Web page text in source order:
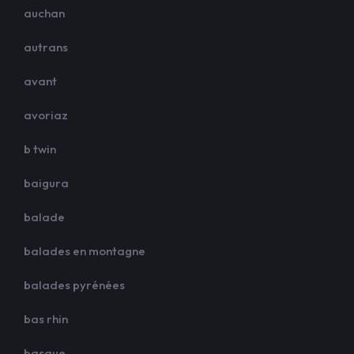
auchan
autrans
avant
avoriaz
b twin
baigura
balade
balades en montagne
balades pyrénées
bas rhin